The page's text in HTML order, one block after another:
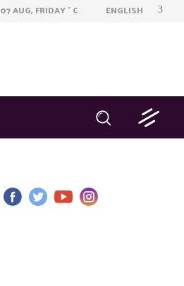
07 AUG, FRIDAY ° C ENGLISH